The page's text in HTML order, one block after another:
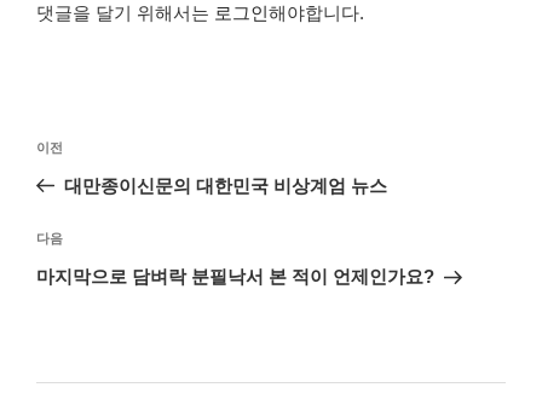
댓글을 달기 위해서는 로그인해야합니다.
이전
대만종이신문의 대한민국 비상계엄 뉴스
다음
마지막으로 담벼락 분필낙서 본 적이 언제인가요?